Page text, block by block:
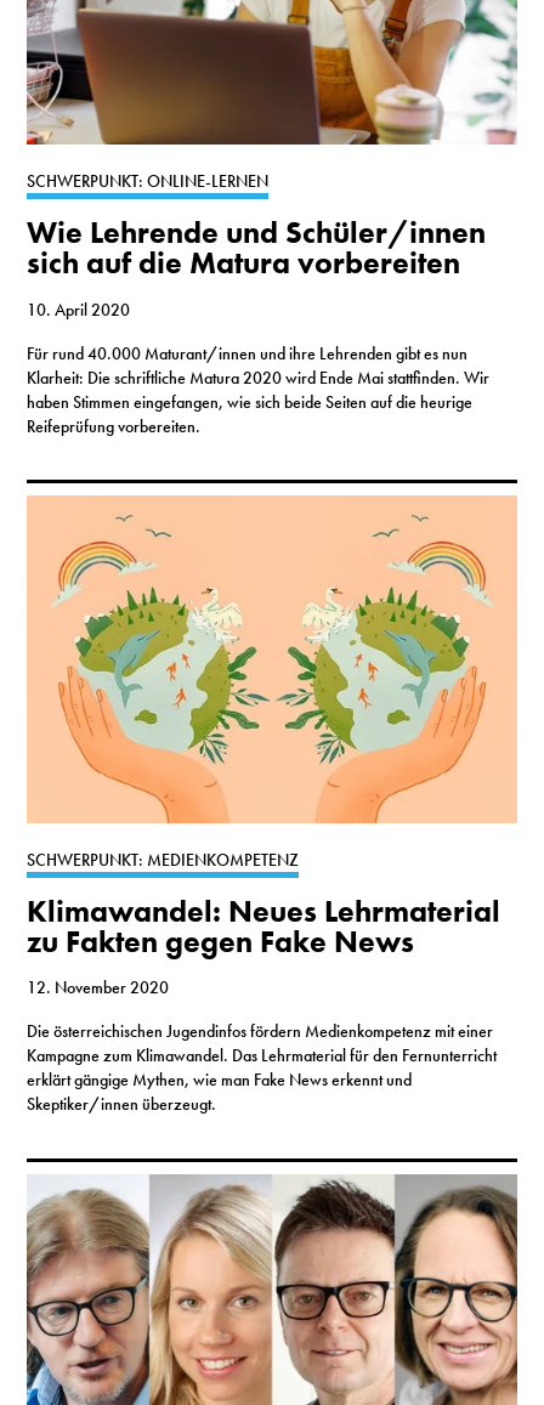
SCHWERPUNKT: ONLINE-LERNEN
Wie Lehrende und Schüler/innen
sich auf die Matura vorbereiten
10. April 2020
Für rund 40.000 Maturant/innen und ihre Lehrenden gibt es nun
Klarheit: Die schriftliche Matura 2020 wird Ende Mai stattfinden. Wir
haben Stimmen eingefangen, wie sich beide Seiten auf die heurige
Reifeprüfung vorbereiten.
SCHWERPUNKT: MEDIENKOMPETENZ
Klimawandel: Neues Lehrmaterial
zu Fakten gegen Fake News
12. November 2020
Die österreichischen Jugendinfos fördern Medienkompetenz mit einer
Kampagne zum Klimawandel. Das Lehrmaterial für den Fernunterricht
erklärt gängige Mythen, wie man Fake News erkennt und
Skeptiker/innen überzeugt.